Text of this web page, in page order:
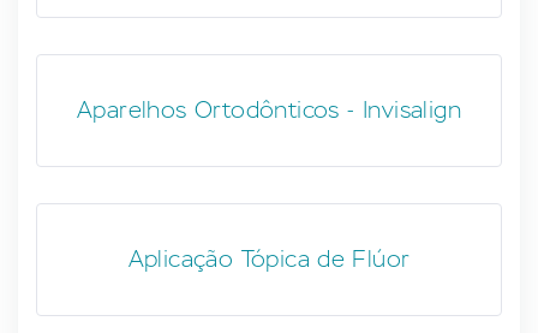
Aparelhos Ortodônticos - Invisalign
Aplicação Tópica de Flúor